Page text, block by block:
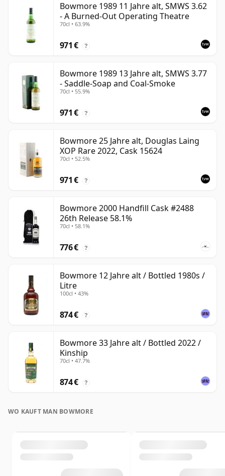
Bowmore 1989 11 Jahre alt, SMWS 3.62
- A Burned-Out Operating Theatre
70cl • 63.9%
971 € ?
Bowmore 1989 13 Jahre alt, SMWS 3.77
- Saddle-Soap and Coal-Smoke
70cl • 55.9%
971 € ?
Bowmore 25 Jahre alt, Douglas Laing
XOP Rare 2022, Cask 15624
70cl • 52.5%
971 € ?
Bowmore 2000 Handfill Cask #2488
26th Release 58.1%
70cl • 58.1%
776 € ?
Bowmore 12 Jahre alt / Bottled 1980s /
Litre
100cl • 43%
874 € ?
Bowmore 33 Jahre alt / Bottled 2022 /
Kinship
70cl • 47.7%
874 € ?
WO KAUFT MAN BOWMORE